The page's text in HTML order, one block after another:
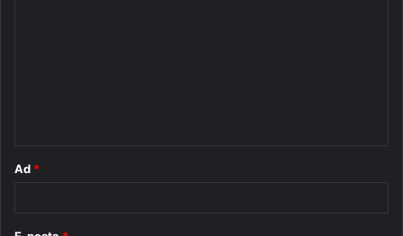
Ad *